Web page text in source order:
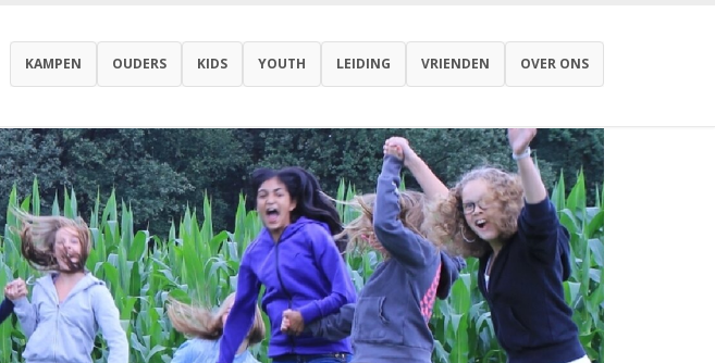
KAMPEN OUDERS KIDS YOUTH LEIDING VRIENDEN OVER ONS